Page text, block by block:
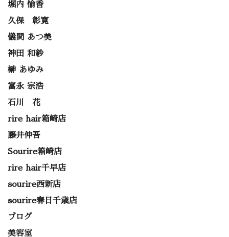
堀内 愉香
久保 彰寛
儀間 あつ美
神田 和紗
榊 あゆみ
富永 宗浩
石川 花
rire hair箱崎店
藤井伸吾
Sourire箱崎店
rire hair千早店
sourire西新店
sourire春日千歳店
ブログ
美容室